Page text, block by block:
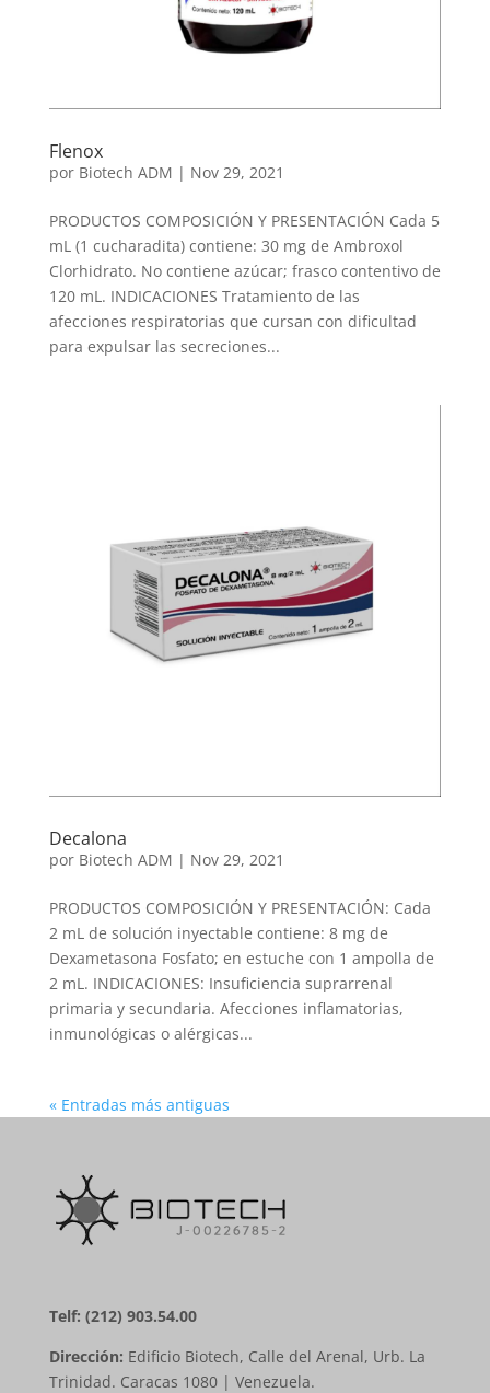
Flenox
por Biotech ADM | Nov 29, 2021
PRODUCTOS COMPOSICIÓN Y PRESENTACIÓN Cada 5
mL (1 cucharadita) contiene: 30 mg de Ambroxol
Clorhidrato. No contiene azúcar; frasco contentivo de
120 mL. INDICACIONES Tratamiento de las
afecciones respiratorias que cursan con dificultad
para expulsar las secreciones...
Decalona
por Biotech ADM | Nov 29, 2021
PRODUCTOS COMPOSICIÓN Y PRESENTACIÓN: Cada
2 mL de solución inyectable contiene: 8 mg de
Dexametasona Fosfato; en estuche con 1 ampolla de
2 mL. INDICACIONES: Insuficiencia suprarrenal
primaria y secundaria. Afecciones inflamatorias,
inmunológicas o alérgicas...
« Entradas más antiguas
Telf: (212) 903.54.00
Dirección: Edificio Biotech, Calle del Arenal, Urb. La
Trinidad. Caracas 1080 | Venezuela.